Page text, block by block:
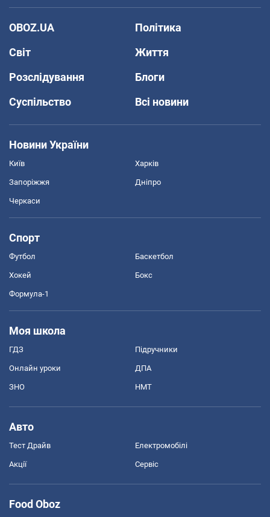
OBOZ.UA
Політика
Світ
Життя
Розслідування
Блоги
Суспільство
Всі новини
Новини України
Київ Харків
Запоріжжя Дніпро
Черкаси
Спорт
Футбол Баскетбол
Хокей Бокс
Формула-1
Моя школа
ГДЗ Підручники
Онлайн уроки ДПА
ЗНО НМТ
Авто
Тест Драйв Електромобілі
Акції Сервіс
Food Oboz